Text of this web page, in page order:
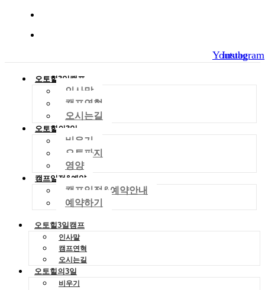
Youtube
Instagram
오토힐3일캠프
인사말
캠프연혁
오시는길
오토힐의3일
비우기
오토파지
영양
캠프일정&예약
캠프일정&예약안내
예약하기
오토힐3일캠프
인사말
캠프연혁
오시는길
오토힐의3일
비우기